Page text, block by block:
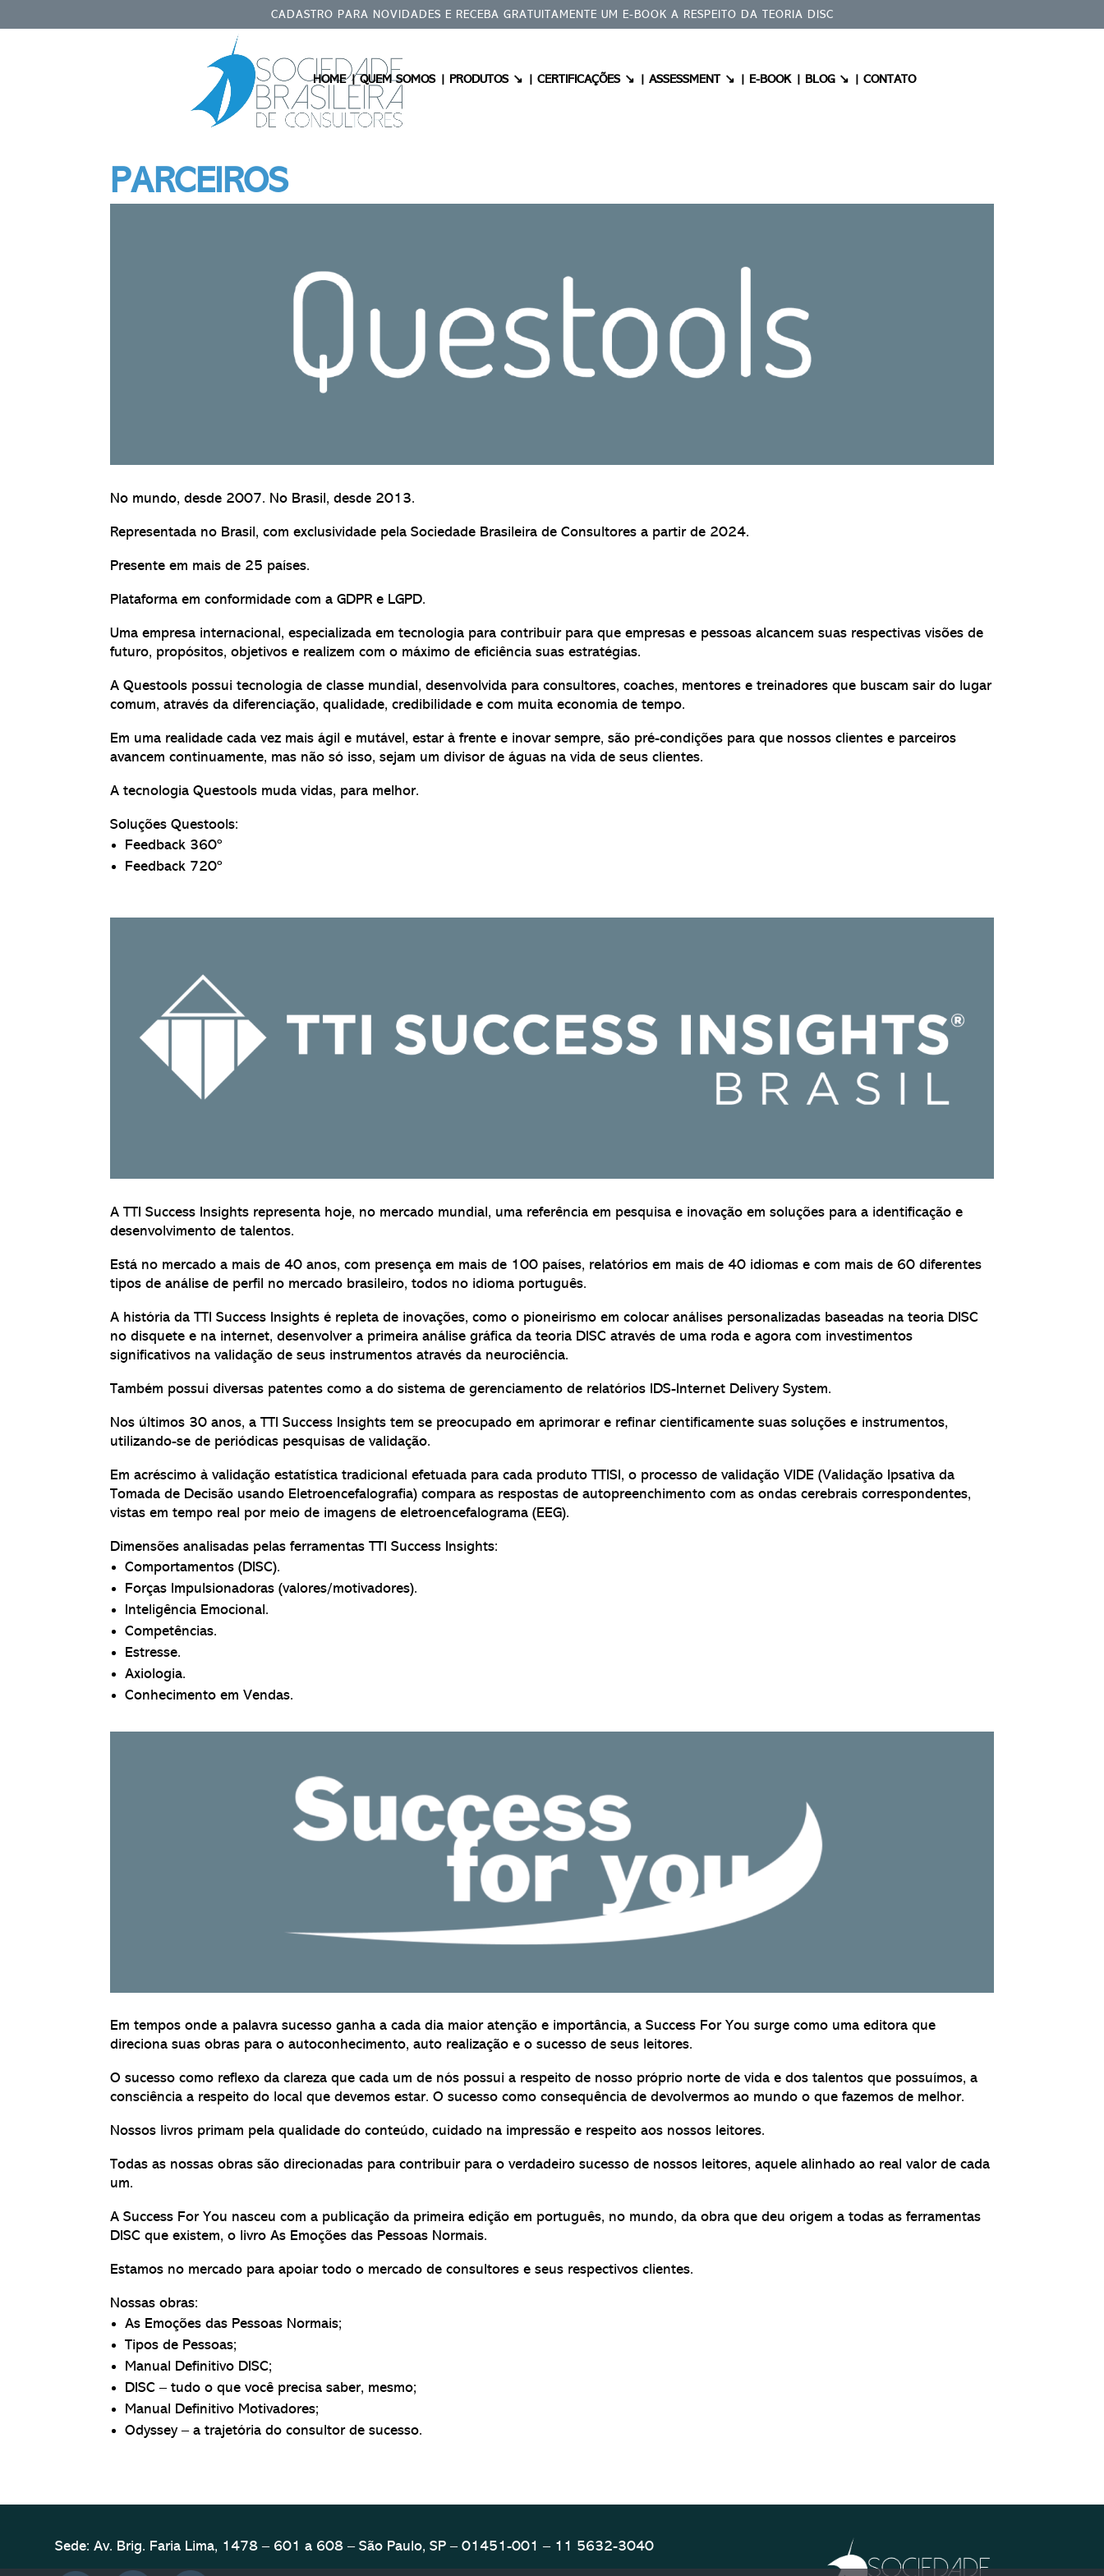
CADASTRO PARA NOVIDADES E RECEBA GRATUITAMENTE UM E-BOOK A RESPEITO DA TEORIA DISC
HOME | QUEM SOMOS | PRODUTOS ↘ | CERTIFICAÇÕES ↘ | ASSESSMENT ↘ | E-BOOK | BLOG ↘ | CONTATO
PARCEIROS
No mundo, desde 2007. No Brasil, desde 2013.
Representada no Brasil, com exclusividade pela Sociedade Brasileira de Consultores a partir de 2024.
Presente em mais de 25 países.
Plataforma em conformidade com a GDPR e LGPD.
Uma empresa internacional, especializada em tecnologia para contribuir para que empresas e pessoas alcancem suas respectivas visões de
futuro, propósitos, objetivos e realizem com o máximo de eficiência suas estratégias.
A Questools possui tecnologia de classe mundial, desenvolvida para consultores, coaches, mentores e treinadores que buscam sair do lugar
comum, através da diferenciação, qualidade, credibilidade e com muita economia de tempo.
Em uma realidade cada vez mais ágil e mutável, estar à frente e inovar sempre, são pré-condições para que nossos clientes e parceiros
avancem continuamente, mas não só isso, sejam um divisor de águas na vida de seus clientes.
A tecnologia Questools muda vidas, para melhor.
Soluções Questools:
Feedback 360º
Feedback 720º
A TTI Success Insights representa hoje, no mercado mundial, uma referência em pesquisa e inovação em soluções para a identificação e
desenvolvimento de talentos.
Está no mercado a mais de 40 anos, com presença em mais de 100 países, relatórios em mais de 40 idiomas e com mais de 60 diferentes
tipos de análise de perfil no mercado brasileiro, todos no idioma português.
A história da TTI Success Insights é repleta de inovações, como o pioneirismo em colocar análises personalizadas baseadas na teoria DISC
no disquete e na internet, desenvolver a primeira análise gráfica da teoria DISC através de uma roda e agora com investimentos
significativos na validação de seus instrumentos através da neurociência.
Também possui diversas patentes como a do sistema de gerenciamento de relatórios IDS-Internet Delivery System.
Nos últimos 30 anos, a TTI Success Insights tem se preocupado em aprimorar e refinar cientificamente suas soluções e instrumentos,
utilizando-se de periódicas pesquisas de validação.
Em acréscimo à validação estatística tradicional efetuada para cada produto TTISI, o processo de validação VIDE (Validação Ipsativa da
Tomada de Decisão usando Eletroencefalografia) compara as respostas de autopreenchimento com as ondas cerebrais correspondentes,
vistas em tempo real por meio de imagens de eletroencefalograma (EEG).
Dimensões analisadas pelas ferramentas TTI Success Insights:
Comportamentos (DISC).
Forças Impulsionadoras (valores/motivadores).
Inteligência Emocional.
Competências.
Estresse.
Axiologia.
Conhecimento em Vendas.
Em tempos onde a palavra sucesso ganha a cada dia maior atenção e importância, a Success For You surge como uma editora que
direciona suas obras para o autoconhecimento, auto realização e o sucesso de seus leitores.
O sucesso como reflexo da clareza que cada um de nós possui a respeito de nosso próprio norte de vida e dos talentos que possuímos, a
consciência a respeito do local que devemos estar. O sucesso como consequência de devolvermos ao mundo o que fazemos de melhor.
Nossos livros primam pela qualidade do conteúdo, cuidado na impressão e respeito aos nossos leitores.
Todas as nossas obras são direcionadas para contribuir para o verdadeiro sucesso de nossos leitores, aquele alinhado ao real valor de cada
um.
A Success For You nasceu com a publicação da primeira edição em português, no mundo, da obra que deu origem a todas as ferramentas
DISC que existem, o livro As Emoções das Pessoas Normais.
Estamos no mercado para apoiar todo o mercado de consultores e seus respectivos clientes.
Nossas obras:
As Emoções das Pessoas Normais;
Tipos de Pessoas;
Manual Definitivo DISC;
DISC – tudo o que você precisa saber, mesmo;
Manual Definitivo Motivadores;
Odyssey – a trajetória do consultor de sucesso.
Sede: Av. Brig. Faria Lima, 1478 – 601 a 608 – São Paulo, SP – 01451-001 – 11 5632-3040